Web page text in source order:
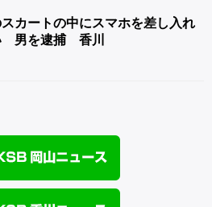
カートの中にスマホを差し入れ
男を逮捕 香川